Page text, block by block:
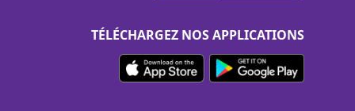
TÉLÉCHARGEZ NOS APPLICATIONS